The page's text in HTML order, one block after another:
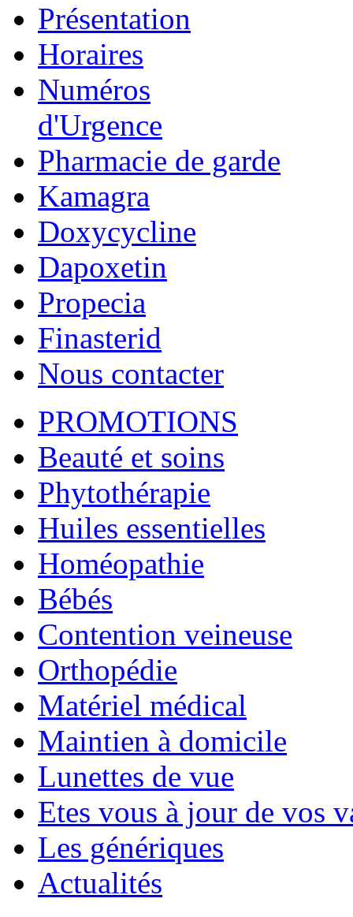
Présentation
Horaires
Numéros
d'Urgence
Pharmacie de garde
Kamagra
Doxycycline
Dapoxetin
Propecia
Finasterid
Nous contacter
PROMOTIONS
Beauté et soins
Phytothérapie
Huiles essentielles
Homéopathie
Bébés
Contention veineuse
Orthopédie
Matériel médical
Maintien à domicile
Lunettes de vue
Etes vous à jour de vos
Les génériques
Actualités